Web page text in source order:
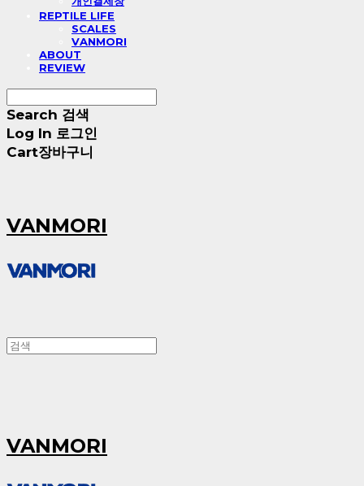
REPTILE LIFE
SCALES
VANMORI
ABOUT
REVIEW
Search 검색
Log In 로그인
Cart장바구니
VANMORI
VANMORI